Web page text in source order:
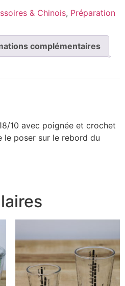
& Chinois, Préparation
complémentaires
10 avec poignée et crochet
poser sur le rebord du